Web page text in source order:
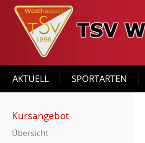
AKTUELL SPORTARTEN
Kursangebot
Übersicht